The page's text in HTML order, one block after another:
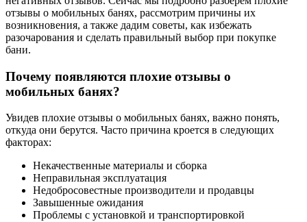
отзывы о мобильных банях, рассмотрим причины их
возникновения, а также дадим советы, как избежать
разочарования и сделать правильный выбор при покупке
бани.
Почему появляются плохие отзывы о
мобильных банях?
Увидев плохие отзывы о мобильных банях, важно понять,
откуда они берутся. Часто причина кроется в следующих
факторах:
Некачественные материалы и сборка
Неправильная эксплуатация
Недобросовестные производители и продавцы
Завышенные ожидания
Проблемы с установкой и транспортировкой